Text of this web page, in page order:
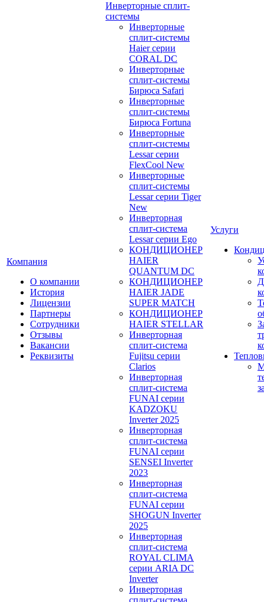
Компания
О компании
История
Лицензии
Партнеры
Сотрудники
Отзывы
Вакансии
Реквизиты
Инверторные сплит-
системы
Инверторные
сплит-системы
Haier серии
CORAL DC
Инверторные
сплит-системы
Бирюса Safari
Инверторные
сплит-системы
Бирюса Fortuna
Инверторные
сплит-системы
Lessar серии
FlexCool New
Инверторные
сплит-системы
Lessar серии Tiger
New
Инверторная
сплит-система
Lessar серии Ego
КОНДИЦИОНЕР
HAIER
QUANTUM DC
КОНДИЦИОНЕР
HAIER JADE
SUPER MATCH
КОНДИЦИОНЕР
HAIER STELLAR
Инверторная
сплит-система
Fujitsu серии
Clarios
Инверторная
сплит-система
FUNAI серии
KADZOKU
Inverter 2025
Инверторная
сплит-система
FUNAI серии
SENSEI Inverter
2023
Инверторная
сплит-система
FUNAI серии
SHOGUN Inverter
2025
Инверторная
сплит-система
ROYAL CLIMA
серии ARIA DC
Inverter
Инверторная
сплит-система
Услуги